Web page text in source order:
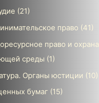
(21)
право (41)
право и охрана
среды (1)
Органы юстиции (10)
бумаг (15)